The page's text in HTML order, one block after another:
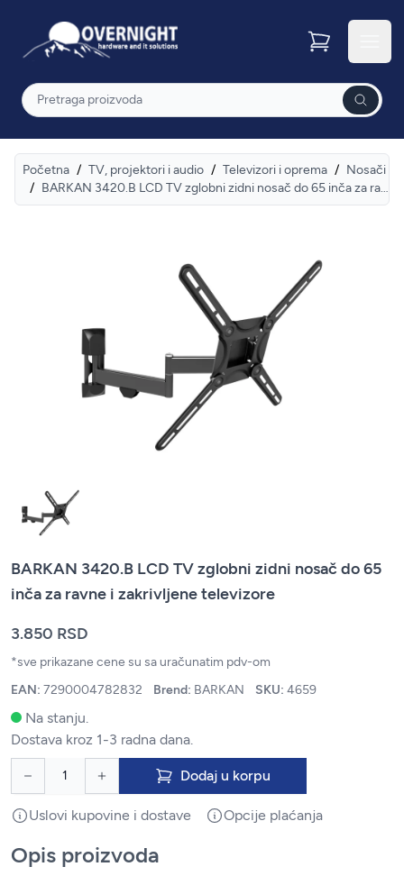
Overnight
Pretraga
Početna / TV, projektori i audio / Televizori i oprema / Nosači
/
BARKAN 3420.B LCD TV zglobni zidni nosač do 65 inča za ravne i zakrivljene televizore
BARKAN 3420.B LCD TV zglobni zidni nosač do 65
inča za ravne i zakrivljene televizore
3.850 RSD
*sve prikazane cene su sa uračunatim pdv-om
EAN: 7290004782832 Brend: BARKAN SKU: 4659
Na stanju.
Dostava kroz 1-3 radna dana.
Dodaj u korpu
Uslovi kupovine i dostave Opcije plaćanja
Opis proizvoda